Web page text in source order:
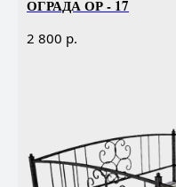
ОГРАДА ОР - 17
2 800 р.